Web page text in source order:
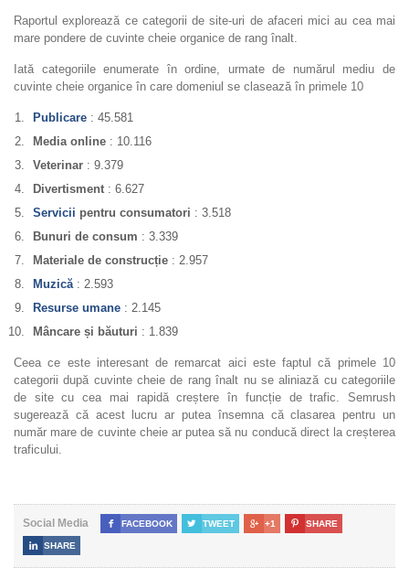
Raportul explorează ce categorii de site-uri de afaceri mici au cea mai
mare pondere de cuvinte cheie organice de rang înalt.
Iată categoriile enumerate în ordine, urmate de numărul mediu de
cuvinte cheie organice în care domeniul se clasează în primele 10
Publicare : 45.581
Media online : 10.116
Veterinar : 9.379
Divertisment : 6.627
Servicii pentru consumatori : 3.518
Bunuri de consum : 3.339
Materiale de construcție : 2.957
Muzică: 2.593
Resurse umane : 2.145
Mâncare și băuturi : 1.839
Ceea ce este interesant de remarcat aici este faptul că primele 10
categorii după cuvinte cheie de rang înalt nu se aliniază cu categoriile
de site cu cea mai rapidă creștere în funcție de trafic. Semrush
sugerează că acest lucru ar putea însemna că clasarea pentru un
număr mare de cuvinte cheie ar putea să nu conducă direct la creșterea
traficului.
Social Media  FACEBOOK  TWEET  +1  SHARE
 SHARE